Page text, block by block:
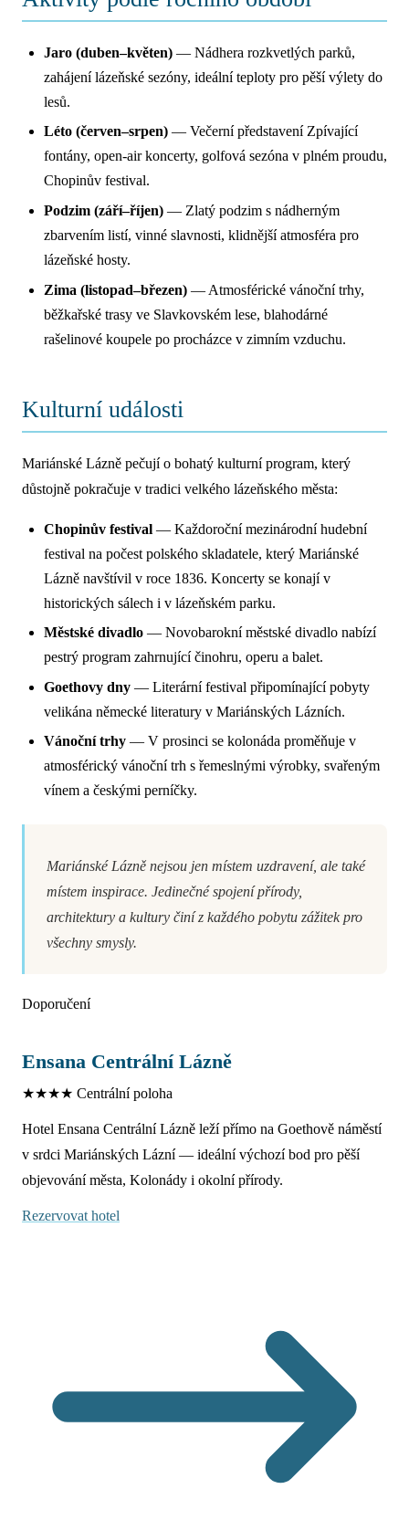
Jaro (duben–květen) — Nádhera rozkvetlých parků,
zahájení lázeňské sezóny, ideální teploty pro pěší výlety do
lesů.
Léto (červen–srpen) — Večerní představení Zpívající
fontány, open-air koncerty, golfová sezóna v plném proudu,
Chopinův festival.
Podzim (září–říjen) — Zlatý podzim s nádherným
zbarvením listí, vinné slavnosti, klidnější atmosféra pro
lázeňské hosty.
Zima (listopad–březen) — Atmosférické vánoční trhy,
běžkařské trasy ve Slavkovském lese, blahodárné
rašelinové koupele po procházce v zimním vzduchu.
Kulturní události
Mariánské Lázně pečují o bohatý kulturní program, který
důstojně pokračuje v tradici velkého lázeňského města:
Chopinův festival — Každoroční mezinárodní hudební
festival na počest polského skladatele, který Mariánské
Lázně navštívil v roce 1836. Koncerty se konají v
historických sálech i v lázeňském parku.
Městské divadlo — Novobarokní městské divadlo nabízí
pestrý program zahrnující činohru, operu a balet.
Goethovy dny — Literární festival připomínající pobyty
velikána německé literatury v Mariánských Lázních.
Vánoční trhy — V prosinci se kolonáda proměňuje v
atmosférický vánoční trh s řemeslnými výrobky, svařeným
vínem a českými perníčky.
Mariánské Lázně nejsou jen místem uzdravení, ale také
místem inspirace. Jedinečné spojení přírody,
architektury a kultury činí z každého pobytu zážitek pro
všechny smysly.
Doporučení
Ensana Centrální Lázně
★★★★ Centrální poloha
Hotel Ensana Centrální Lázně leží přímo na Goethově náměstí
v srdci Mariánských Lázní — ideální výchozí bod pro pěší
objevování města, Kolonády i okolní přírody.
Rezervovat hotel